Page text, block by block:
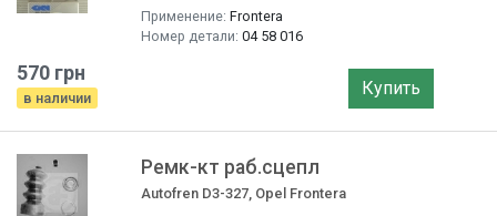
Применение: Frontera
Номер детали: 04 58 016
570 грн
в наличии Купить
Ремк-кт раб.сцепл
Autofren D3-327, Opel Frontera